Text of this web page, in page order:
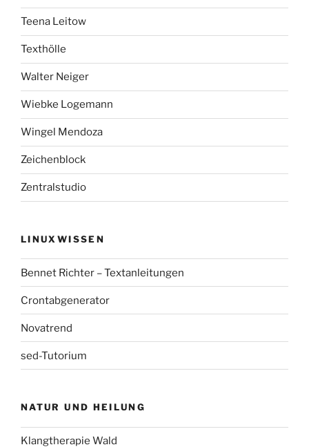
Teena Leitow
Texthölle
Walter Neiger
Wiebke Logemann
Wingel Mendoza
Zeichenblock
Zentralstudio
LINUXWISSEN
Bennet Richter – Textanleitungen
Crontabgenerator
Novatrend
sed-Tutorium
NATUR UND HEILUNG
Klangtherapie Wald